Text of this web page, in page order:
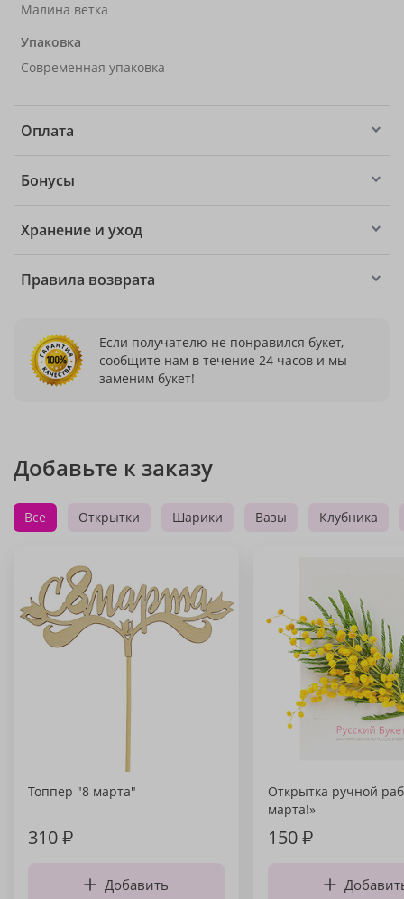
Малина ветка
Упаковка
Современная упаковка
Оплата
Бонусы
Хранение и уход
Правила возврата
Если получателю не понравился букет,
сообщите нам в течение 24 часов и мы
заменим букет!
Добавьте к заказу
Все Открытки Шарики Вазы Клубника
Топпер "8 марта"
310₽
Добавить
Открытка ручной
марта!»
150₽